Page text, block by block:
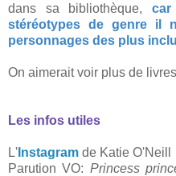
dans sa bibliothèque,
stéréotypes de genre il
personnages des plus
On aimerait voir plus de
Les infos utiles
L' Instagram de Katie O'Neill
Parution VO: Princess